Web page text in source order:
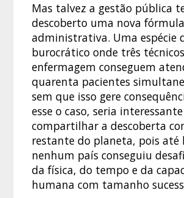
Mas talvez a gestão pública
descoberto uma nova fórmula
administrativa. Uma espécie
burocrático onde três
enfermagem conseguem
quarenta pacientes
sem que isso gere
esse o caso, seria interessante
compartilhar a descoberta
restante do planeta, pois até
nenhum país conseguiu
da física, do tempo e da
humana com tamanho